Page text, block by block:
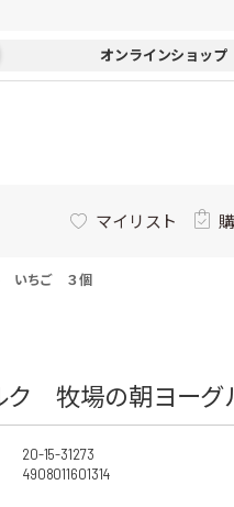
オンラインショップ
マイリスト
いちご ３個
ク 牧場の朝ヨー
20-15-31273
4908011601314